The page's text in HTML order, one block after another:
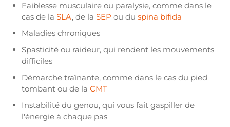
Faiblesse musculaire ou paralysie, comme dans le
cas de la SLA, de la SEP ou du spina bifida
Maladies chroniques
Spasticité ou raideur, qui rendent les mouvements
difficiles
Démarche traînante, comme dans le cas du pied
tombant ou de la CMT
Instabilité du genou, qui vous fait gaspiller de
l'énergie à chaque pas